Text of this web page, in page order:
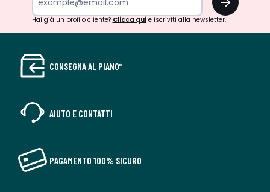
Hai già un profilo cliente? Clicca quie iscriviti alla newsletter.
CONSEGNA AL PIANO*
AIUTO E CONTATTI
PAGAMENTO 100% SICURO